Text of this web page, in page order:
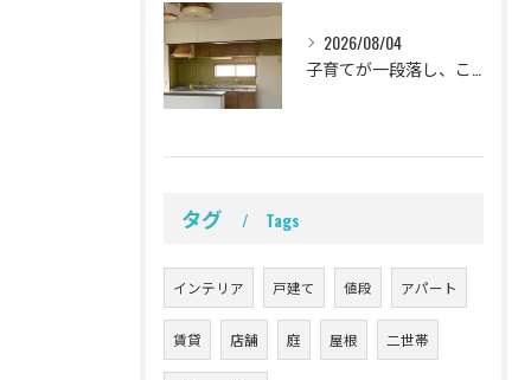
2026/08/04
子育てが一段落し、これからの暮らしをより心地よく、ラクに整え...
タグ Tags
インテリア 戸建て 値段 アパート
賃貸 店舗 庭 屋根 二世帯